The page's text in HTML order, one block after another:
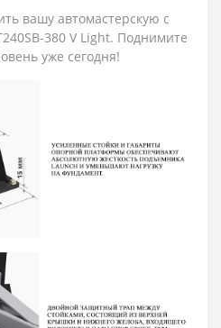
вашу автомастерскую с
380 V Light. Поднимите
уже сегодня!